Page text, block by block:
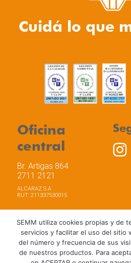
Cuidá lo que
Oficina
central
Br. Artigas 864
2711 2121
ALCARAZ S.A
RUT: 211337530015
Trabaja con nosotros
Términos y Condiciones de Uso
SEMM utiliza cookies propias y de
servicios y facilitar el uso del sitio
del número y frecuencia de sus
de nuestros productos. Para